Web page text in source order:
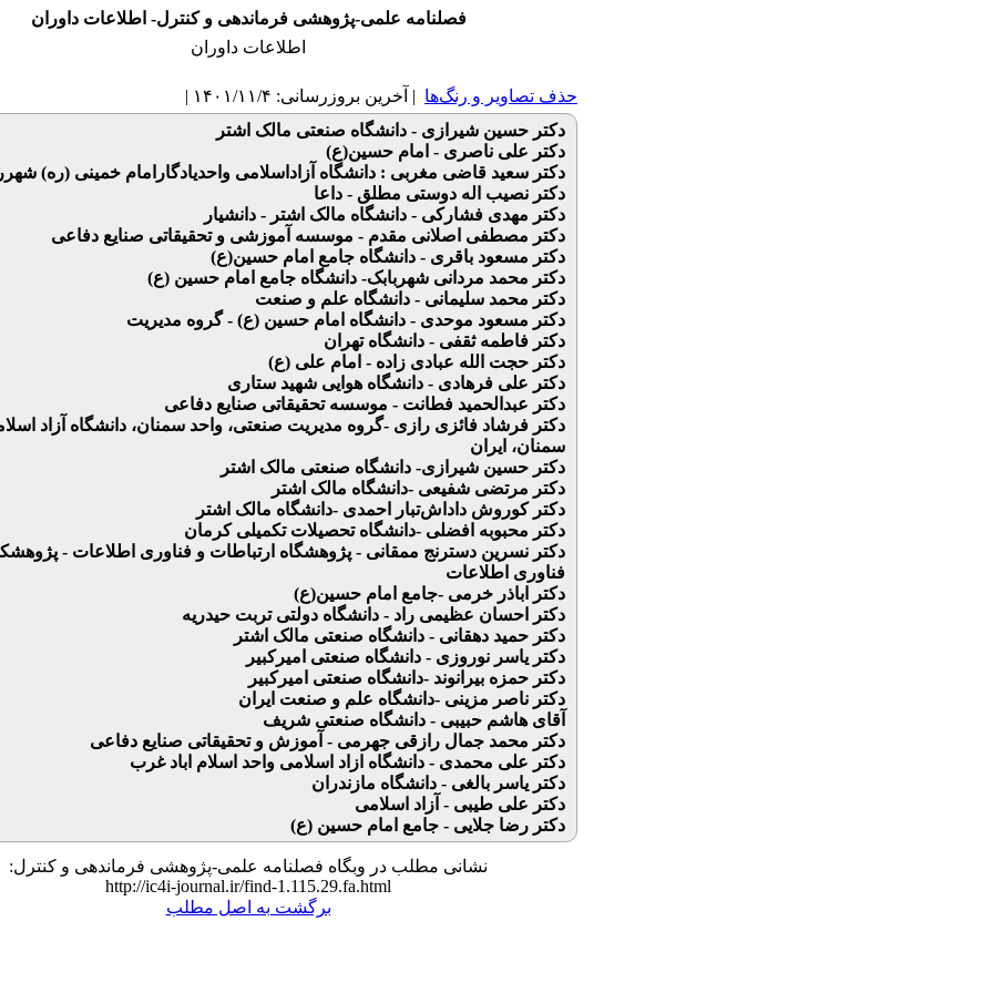
فصلنامه علمی-پژوهشی فرماندهی و کنترل- اطلاعات داوران
اطلاعات داوران
حذف تصاویر و رنگ‌ها | آخرین بروزرسانی: ۱۴۰۱/۱۱/۴ |
دکتر حسین شیرازی - دانشگاه صنعتی مالک اشتر
دکتر علی ناصری - امام حسین(ع)
دکتر سعید قاضی مغربی : دانشگاه آزاداسلامی واحدیادگارامام خمینی (ره)
دکتر نصیب اله دوستی مطلق - داعا
دکتر مهدی فشارکی - دانشگاه مالک اشتر - دانشیار
دکتر مصطفی اصلانی مقدم - موسسه آموزشی و تحقیقاتی صنایع دفاعی
دکتر مسعود باقری - دانشگاه جامع امام حسین(ع)
دکتر محمد مردانی شهربابک- دانشگاه جامع امام حسین (ع)
دکتر محمد سلیمانی - دانشگاه علم و صنعت
دکتر مسعود موحدی - دانشگاه امام حسین (ع) - گروه مدیریت
دکتر فاطمه ثقفی - دانشگاه تهران
دکتر حجت الله عبادی زاده - امام علی (ع)
دکتر علی فرهادی - دانشگاه هوایی شهید ستاری
دکتر عبدالحمید فطانت - موسسه تحقیقاتی صنایع دفاعی
دکتر فرشاد فائزی رازی -گروه مدیریت صنعتی، واحد سمنان، دانشگاه آزاد
سمنان، ایران
دکتر حسین شیرازی- دانشگاه صنعتی مالک اشتر
دکتر مرتضی شفیعی -دانشگاه مالک اشتر
دکتر کوروش داداش‌تبار احمدی -دانشگاه مالک اشتر
دکتر محبوبه افضلی -دانشگاه تحصیلات تکمیلی کرمان
دکتر نسرین دسترنج ممقانی - پژوهشگاه ارتباطات و فناوری اطلاعات -
فناوری اطلاعات
دکتر اباذر خرمی -جامع امام حسین(ع)
دکتر احسان عظیمی راد - دانشگاه دولتی تربت حیدریه
دکتر حمید دهقانی - دانشگاه صنعتی مالک اشتر
دکتر یاسر نوروزی - دانشگاه صنعتی امیرکبیر
دکتر حمزه بیرانوند -دانشگاه صنعتی امیرکبیر
دکتر ناصر مزینی -دانشگاه علم و صنعت ایران
آقای هاشم حبیبی - دانشگاه صنعتی شریف
دکتر محمد جمال رازقی جهرمی - آموزش و تحقیقاتی صنایع دفاعی
دکتر علی محمدی - دانشگاه ازاد اسلامی واحد اسلام اباد غرب
دکتر یاسر بالغی - دانشگاه مازندران
دکتر علی طیبی - آزاد اسلامی
دکتر رضا جلایی - جامع امام حسین (ع)
نشانی مطلب در وبگاه فصلنامه علمی-پژوهشی فرماندهی و کنترل:
http://ic4i-journal.ir/find-1.115.29.fa.html
برگشت به اصل مطلب